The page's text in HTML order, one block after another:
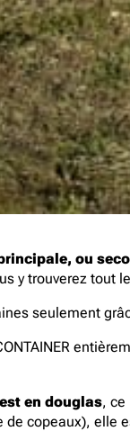
ou
y trouverez tout
seulement
en douglas, ce
copeaux),